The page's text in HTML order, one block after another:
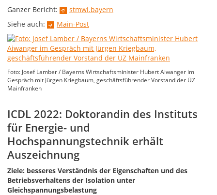
Ganzer Bericht:
stmwi.bayern
Siehe auch:
Main-Post
Foto: Josef Lamber / Bayerns Wirtschaftsminister Hubert Aiwanger im
Gespräch mit Jürgen Kriegbaum, geschäftsführender Vorstand der ÜZ
Mainfranken
ICDL 2022: Doktorandin des Instituts
für Energie- und
Hochspannungstechnik erhält
Auszeichnung
Ziele: besseres Verständnis der Eigenschaften und des
Betriebsverhaltens der Isolation unter
Gleichspannungsbelastung